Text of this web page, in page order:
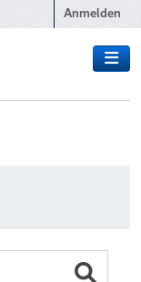
Anmelden